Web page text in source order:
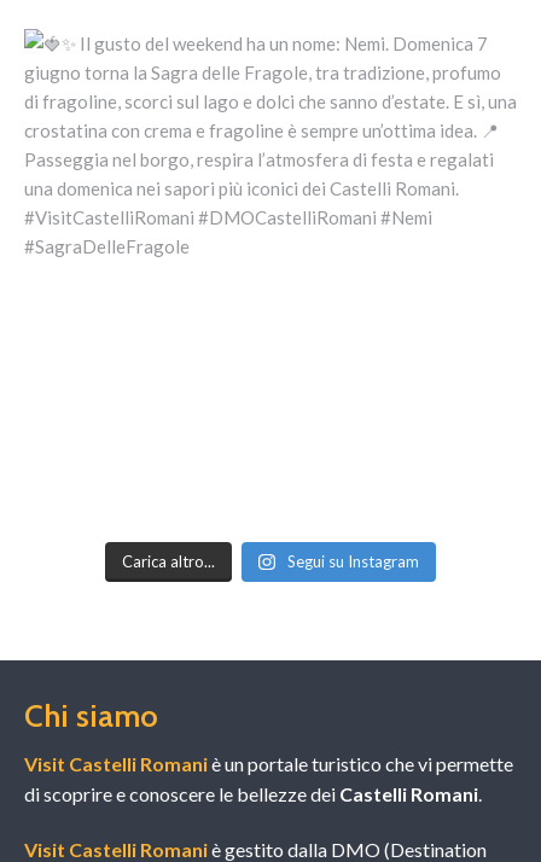
Carica altro... Segui su Instagram
Chi siamo
Visit Castelli Romaniè un portale turistico che vi permette
di scoprire e conoscere le bellezze dei Castelli Romani.
Visit Castelli Romaniè gestito dalla DMO (Destination